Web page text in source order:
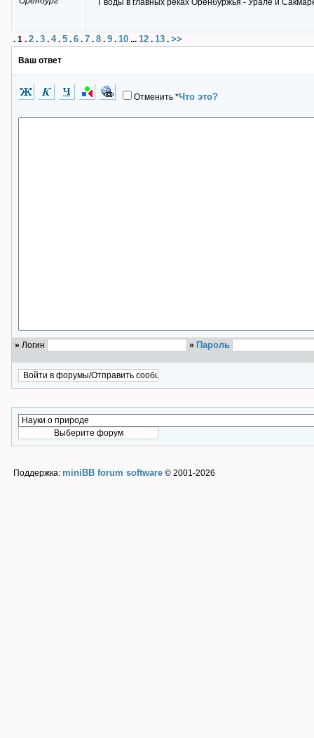
Т воды в главных реках Оренбуржья - Урале и
. 1 . 2 . 3 . 4. 5 . 6 . 7 . 8 . 9 . 10 ... 12 . 13 . >>
Ваш ответ
Отменить *Что это?
» Логин » Пароль
Поддержка: miniBB forum software © 2001-2026